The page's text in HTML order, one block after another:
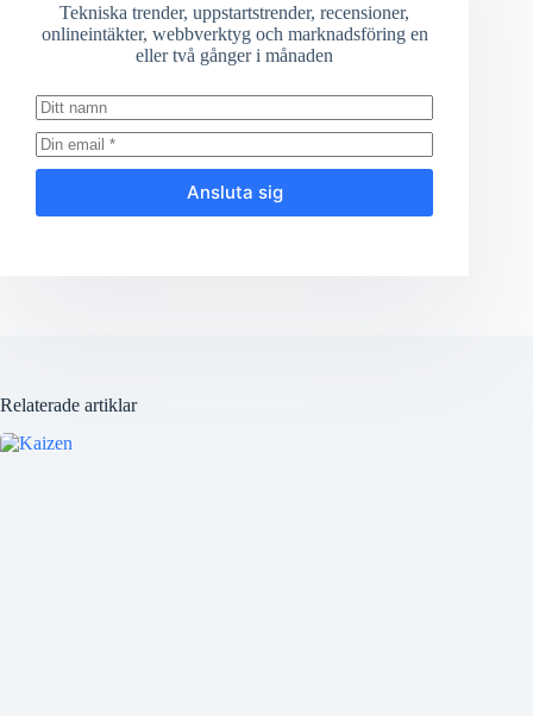
Tekniska trender, uppstartstrender, recensioner,
onlineintäkter, webbverktyg och marknadsföring en
eller två gånger i månaden
Ansluta sig
Relaterade artiklar